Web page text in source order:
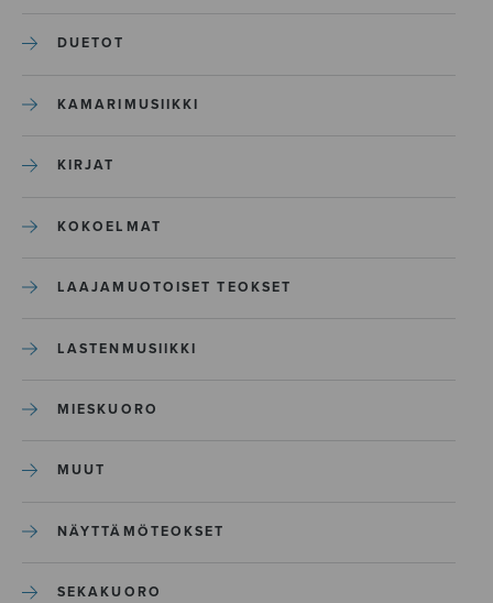
DUETOT
KAMARIMUSIIKKI
KIRJAT
KOKOELMAT
LAAJAMUOTOISET TEOKSET
LASTENMUSIIKKI
MIESKUORO
MUUT
NÄYTTÄMÖTEOKSET
SEKAKUORO